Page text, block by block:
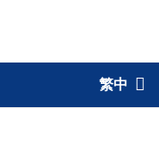
繁中